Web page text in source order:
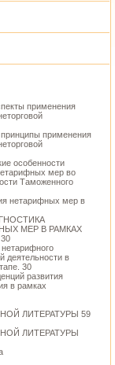
применения
применения
особенности
мер во
Таможенного
нетарифных мер в
МЕР В РАМКАХ
деятельности в
30
развития
в рамках
ЛИТЕРАТУРЫ 59
ЛИТЕРАТУРЫ